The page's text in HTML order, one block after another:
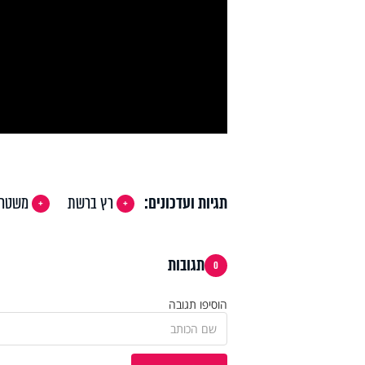
תגיות ועדכונים: רץ ברשת
0 תגובות
הוסיפו תגובה